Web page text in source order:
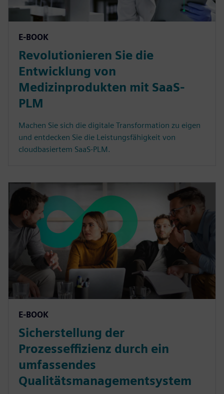
E-BOOK
Revolutionieren Sie die
Entwicklung von
Medizinprodukten mit SaaS-
PLM
Machen Sie sich die digitale Transformation zu eigen
und entdecken Sie die Leistungsfähigkeit von
cloudbasiertem SaaS-PLM.
E-BOOK
Sicherstellung der
Prozesseffizienz durch ein
umfassendes
Qualitätsmanagementsystem